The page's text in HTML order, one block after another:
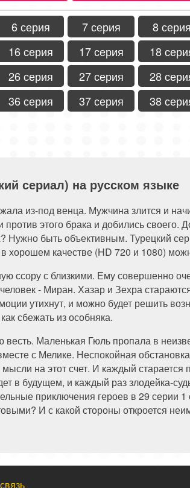
6 серия 7 серия 8 серия
16 серия 17 серия 18
26 серия 27 серия 28
36 серия 37 серия 38
сериал) на русском языке
из-под венца. Мужчина злится и
этого брака и добились своего.
Нужно быть объективным. Турецкий
в хорошем качестве (HD 720 и 1080)
ссору с близкими. Ему совершенно
- Миран. Хазар и Зехра
утихнут, и можно будет решить
сбежать из особняка.
весть. Маленькая Гюль пропала в
с Мелике. Неспокойная
на этот счет. И каждый
в будущем, и каждый раз злодейка-
приключения героев в 29 серии 1
И с какой стороны откроется